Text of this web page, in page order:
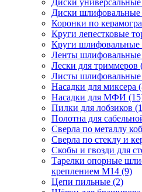
Диски
Диски
Коронки по
Круги лепестковые
Круги шлифовальные
Ленты шлифовальные
Лески для триммеров
Листы
Насадки для миксера
Насадки для МФИ
Пилки для лобзиков
Полотна для
Сверла по металлу
Сверла по стеклу и
Скобы и гвозди для
Тарелки опорные
креплением М14 (9)
Цепи пильные (2)